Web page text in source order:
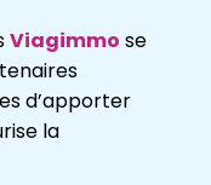
Viagimmo se
d’apporter
la